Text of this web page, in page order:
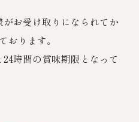
がお受け取りになられてか
おります。
時間の賞味期限となって